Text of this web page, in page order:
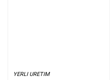
YERLI URETIM